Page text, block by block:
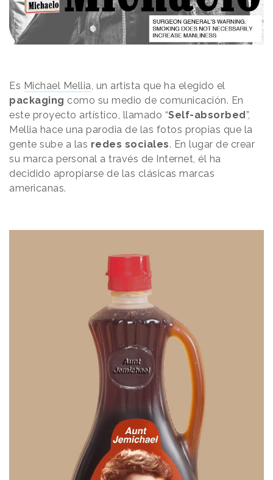
Es Michael Mellia , un artista que ha elegido el
packaging como su medio de comunicación. En
este proyecto artístico, llamado “Self-absorbed”,
Mellia hace una parodia de las fotos propias que la
gente sube a las redes sociales. En lugar de crear
su marca personal a través de Internet, él ha
decidido apropiarse de las clásicas marcas
americanas.